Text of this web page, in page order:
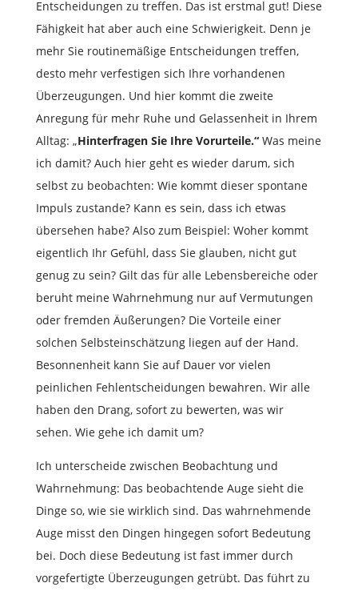
Entscheidungen zu treffen. Das ist erstmal gut! Diese
Fähigkeit hat aber auch eine Schwierigkeit. Denn je
mehr Sie routinemäßige Entscheidungen treffen,
desto mehr verfestigen sich Ihre vorhandenen
Überzeugungen. Und hier kommt die zweite
Anregung für mehr Ruhe und Gelassenheit in Ihrem
Alltag: „Hinterfragen Sie Ihre Vorurteile.“ Was meine
ich damit? Auch hier geht es wieder darum, sich
selbst zu beobachten: Wie kommt dieser spontane
Impuls zustande? Kann es sein, dass ich etwas
übersehen habe? Also zum Beispiel: Woher kommt
eigentlich Ihr Gefühl, dass Sie glauben, nicht gut
genug zu sein? Gilt das für alle Lebensbereiche oder
beruht meine Wahrnehmung nur auf Vermutungen
oder fremden Äußerungen? Die Vorteile einer
solchen Selbsteinschätzung liegen auf der Hand.
Besonnenheit kann Sie auf Dauer vor vielen
peinlichen Fehlentscheidungen bewahren. Wir alle
haben den Drang, sofort zu bewerten, was wir
sehen. Wie gehe ich damit um?
Ich unterscheide zwischen Beobachtung und
Wahrnehmung: Das beobachtende Auge sieht die
Dinge so, wie sie wirklich sind. Das wahrnehmende
Auge misst den Dingen hingegen sofort Bedeutung
bei. Doch diese Bedeutung ist fast immer durch
vorgefertigte Überzeugungen getrübt. Das führt zu